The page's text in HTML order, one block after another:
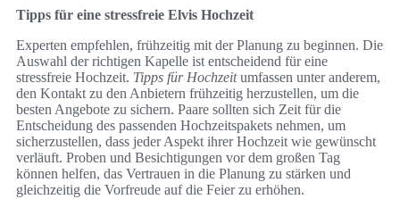
Tipps für eine stressfreie Elvis Hochzeit
Experten empfehlen, frühzeitig mit der Planung zu beginnen. Die
Auswahl der richtigen Kapelle ist entscheidend für eine
stressfreie Hochzeit. Tipps für Hochzeitumfassen unter anderem,
den Kontakt zu den Anbietern frühzeitig herzustellen, um die
besten Angebote zu sichern. Paare sollten sich Zeit für die
Entscheidung des passenden Hochzeitspakets nehmen, um
sicherzustellen, dass jeder Aspekt ihrer Hochzeit wie gewünscht
verläuft. Proben und Besichtigungen vor dem großen Tag
können helfen, das Vertrauen in die Planung zu stärken und
gleichzeitig die Vorfreude auf die Feier zu erhöhen.